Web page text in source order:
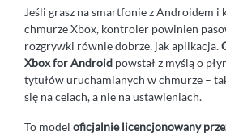
Jeśli grasz na smartfonie z Androidem i
chmurze Xbox, kontroler powinien
rozgrywki równie dobrze, jak aplikacja.
Xbox for Android powstał z myślą o
tytułów uruchamianych w chmurze –
się na celach, a nie na ustawieniach.
To model oficjalnie licencjonowany